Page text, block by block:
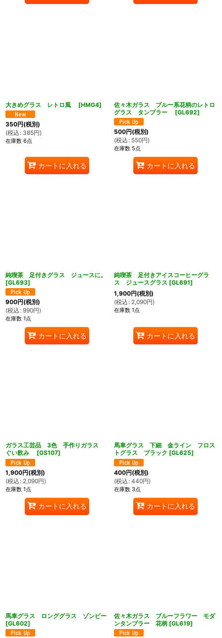
大きめグラス レトロ風 [HMG4]
350円(税別)
(税込 : 385円)
在庫数 6点
カートに入れる
佐々木ガラス ブルー系花柄のレトロ
グラス タンブラー
[GL692]
500円(税別)
(税込 : 550円)
在庫数 5点
カートに入れる
純喫茶 足付きグラス ジュースに。
[GL693]
900円(税別)
(税込 : 990円)
在庫数 1点
カートに入れる
純喫茶 足付きアイスコーヒーグラ
ス ジュースグラス [GL691]
1,900円(税別)
(税込 : 2,090円)
在庫数 1点
カートに入れる
ガラス工芸品 3色 手作りガラス
ぐい飲み
[GS107]
1,900円(税別)
(税込 : 2,090円)
在庫数 1点
カートに入れる
馬車グラス 下細 金ライン フロス
トグラス ブラック [GL625]
400円(税別)
(税込 : 440円)
在庫数 3点
カートに入れる
馬車グラス ロンググラス ゾンビー
[GL602]
佐々木ガラス ブルーフラワー モダ
ンタンブラー 花柄 [GL619]